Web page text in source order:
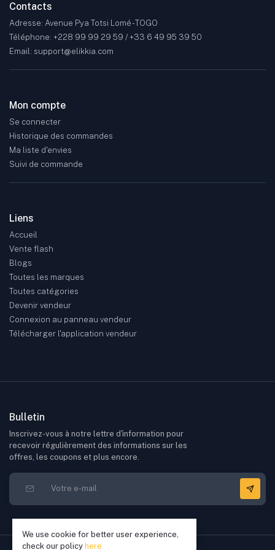
Contacts
Adresse: Avenue Pya Totsi Lomé - TOGO
Téléphone: +228 99 99 29 59 / +33 6 49 95 39 50
Email: support@elikkia.com
Mon compte
Se connecter
Historique des commandes
Ma liste d'envies
Suivi de commande
Liens
Accueil
Vente flash
Blogs
Toutes les marques
Toutes catégories
Devenir vendeur
Connexion au panneau vendeur
Télécharger l'application vendeur
Bulletin
Inscrivez-vous à notre lettre d'information pour
recevoir régulièrement des informations sur les
offres, les coupons et plus encore.
We use cookie for better user experience,
check our policy here